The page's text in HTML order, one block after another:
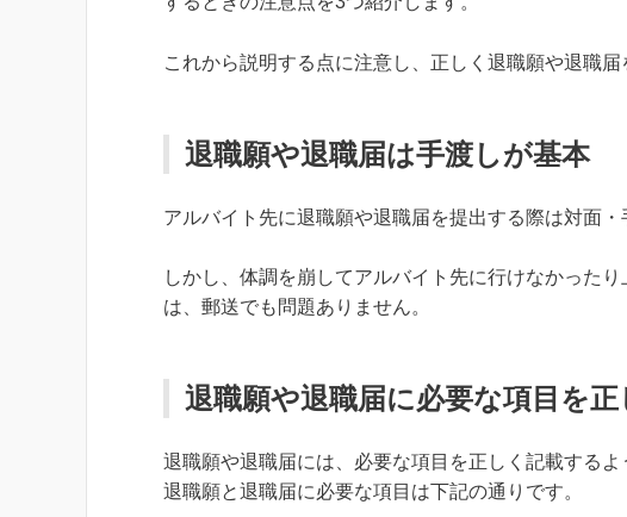
これから説明する点に注意し、正しく退職願や退職
退職願や退職届は手渡しが基本
アルバイト先に退職願や退職届を提出する際は対面・
しかし、体調を崩してアルバイト先に行けなかった
は、郵送でも問題ありません。
退職願や退職届に必要な項目を
退職願や退職届には、必要な項目を正しく記載するよ
退職願と退職届に必要な項目は下記の通りです。